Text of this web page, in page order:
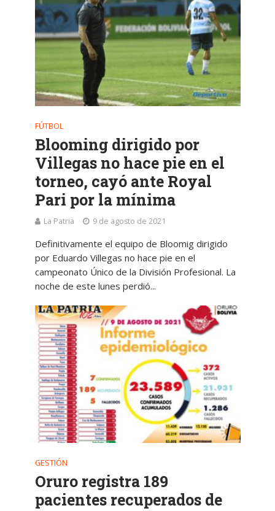
FÚTBOL
Blooming dirigido por
Villegas no hace pie en el
torneo, cayó ante Royal
Pari por la mínima
La Patria 9 de agosto de 2021
Definitivamente el equipo de Bloomig dirigido
por Eduardo Villegas no hace pie en el
campeonato Único de la División Profesional. La
noche de este lunes perdió...
GESTIÓN
Oruro registra 189
pacientes recuperados de